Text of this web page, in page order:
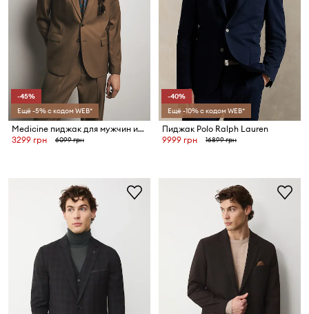
-45%
Ещё -5% с кодом WEB*
Medicine пиджак для мужчин из шерсти
3299 грн
6099 грн
-40%
Ещё -10% с кодом WEB*
Пиджак Polo Ralph Lauren
9999 грн
16899 грн